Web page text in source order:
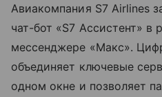
Авиакомпания S7 Airlines
чат-бот «S7 Ассистент» в
мессенджере «Макс».
объединяет ключевые
одном окне и позволяет